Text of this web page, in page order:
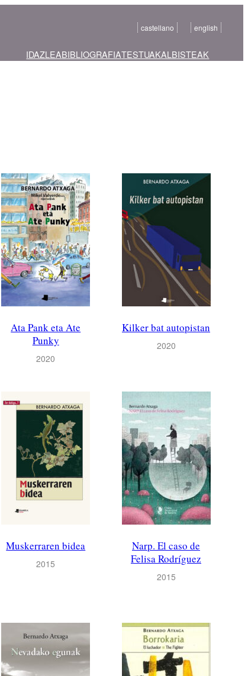
castellano english
IDAZLEABIBLIOGRAFIATESTUAKALBISTEAK
Ata Pank eta Ate
Punky
2020
Kilker bat autopistan
2020
Muskerraren bidea
2015
Narp. El caso de
Felisa Rodríguez
2015